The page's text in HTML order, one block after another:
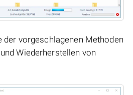
der vorgeschlagenen Methoden
Wiederherstellen von